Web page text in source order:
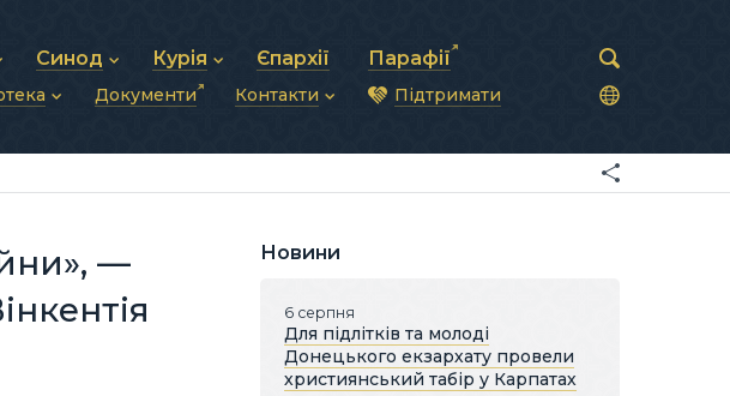
Святослав
Синод
Синод Єпископів
Митрополичі Синоди
Курія
Душпастирська рада
Зв’язки та комунікації
Єпархії Парафії
Документи Контакти
Синоди Єпископів
Патріарша курія
Підтримати
—
Новини
6 серпня
Для підлітків та молоді
Донецького екзархату провели
християнський табір у Карпатах